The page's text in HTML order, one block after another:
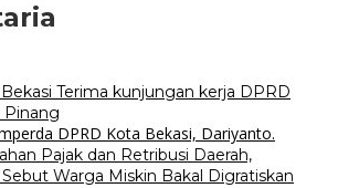
Terima kunjungan kerja DPRD
Pinang
Pajak dan Retribusi Daerah,
Warga Miskin Bakal Digratiskan